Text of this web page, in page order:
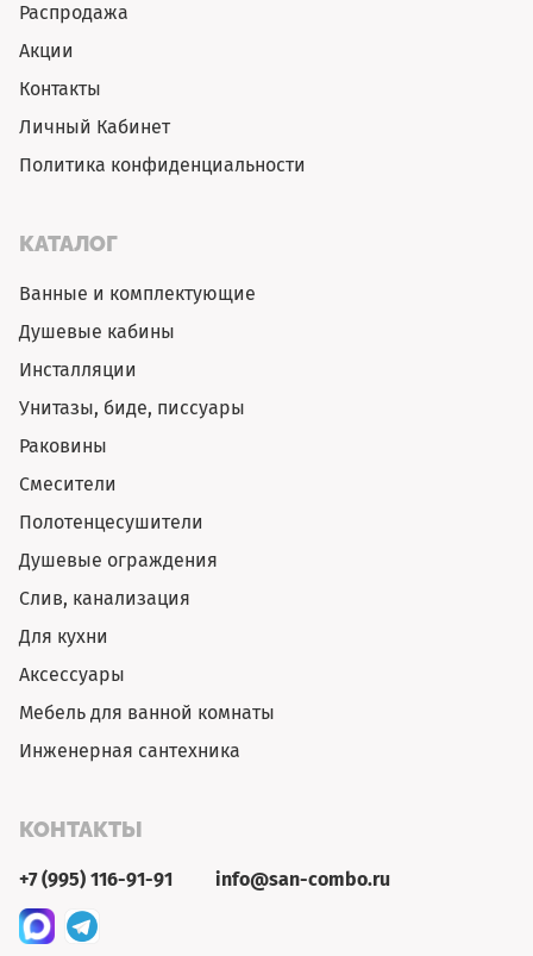
Распродажа
Акции
Контакты
Личный Кабинет
Политика конфиденциальности
КАТАЛОГ
Ванные и комплектующие
Душевые кабины
Инсталляции
Унитазы, биде, писсуары
Раковины
Смесители
Полотенцесушители
Душевые ограждения
Слив, канализация
Для кухни
Аксессуары
Мебель для ванной комнаты
Инженерная сантехника
КОНТАКТЫ
+7 (995) 116-91-91 info@san-combo.ru